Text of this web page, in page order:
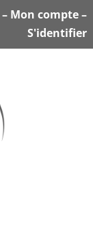
– Mon compte–
S'identifier